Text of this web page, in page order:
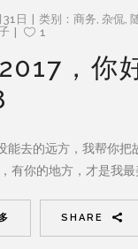
日 类别： 商务 杂侃
1
，你
能去的远方，我帮你把
有你的地方，才是我最
SHARE